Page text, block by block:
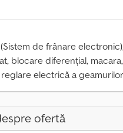
(Sistem de frânare
blocare diferențial,
reglare electrică a
ofertă